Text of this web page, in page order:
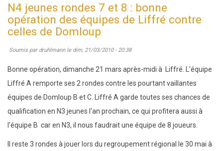
2010
générale
du
Comité
départemental
35
N4 jeunes rondes 7 et 8 : bonne
opération des équipes de Liffré contre
celles de Domloup
Soumis par druhlmannle dim, 21/03/2010 - 20:38
Bonne opération, dimanche 21 mars après-midi à Liffré. L'équipe
Liffré A remporte ses 2 rondes contre les pourtant vaillantes
équipes de Domloup B et C. Liffré A garde toutes ses chances de
qualification en N3 jeunes l'an prochain, ce qui profitera aussi à
l'équipe B car en N3, il nous faudrait une équipe de 8 joueurs.
Il reste 3 rondes à jouer lors du regroupement régional le 30 mai à